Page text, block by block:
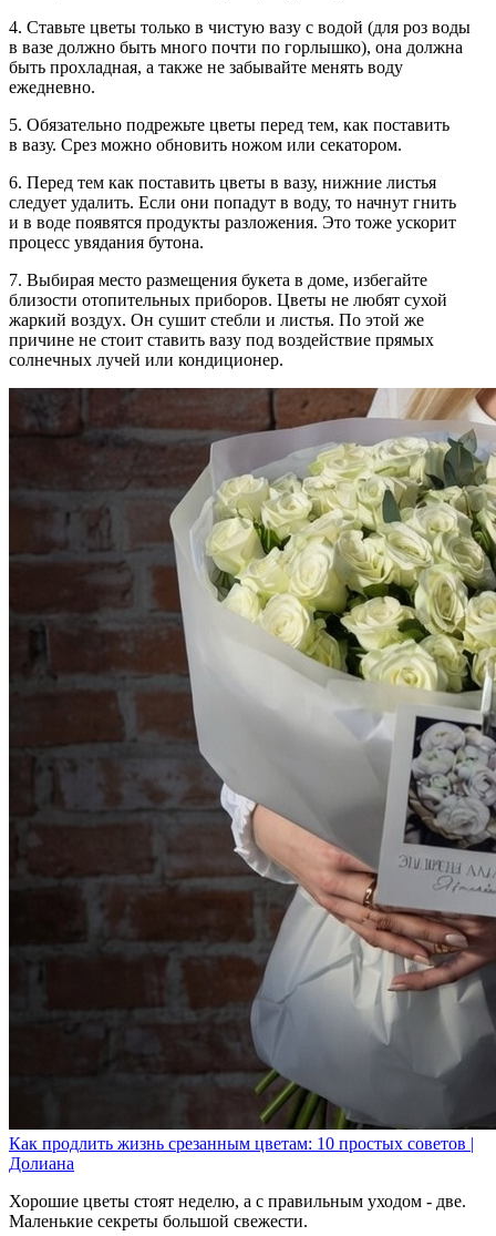
4. Ставьте цветы только в чистую вазу с водой (для роз воды
в вазе должно быть много почти по горлышко), она должна
быть прохладная, а также не забывайте менять воду
ежедневно.
5. Обязательно подрежьте цветы перед тем, как поставить
в вазу. Срез можно обновить ножом или секатором.
6. Перед тем как поставить цветы в вазу, нижние листья
следует удалить. Если они попадут в воду, то начнут гнить
и в воде появятся продукты разложения. Это тоже ускорит
процесс увядания бутона.
7. Выбирая место размещения букета в доме, избегайте
близости отопительных приборов. Цветы не любят сухой
жаркий воздух. Он сушит стебли и листья. По этой же
причине не стоит ставить вазу под воздействие прямых
солнечных лучей или кондиционер.
Как продлить жизнь срезанным цветам: 10 простых советов |
Долиана
Хорошие цветы стоят неделю, а с правильным уходом - две.
Маленькие секреты большой свежести.